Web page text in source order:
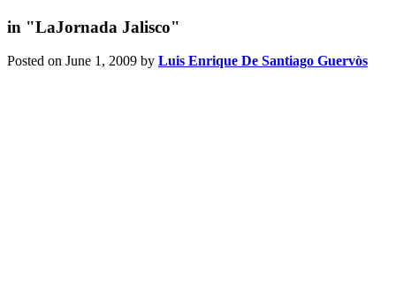
in "LaJornada Jalisco"
Posted on June 1, 2009 by Luis Enrique De Santiago Guervòs